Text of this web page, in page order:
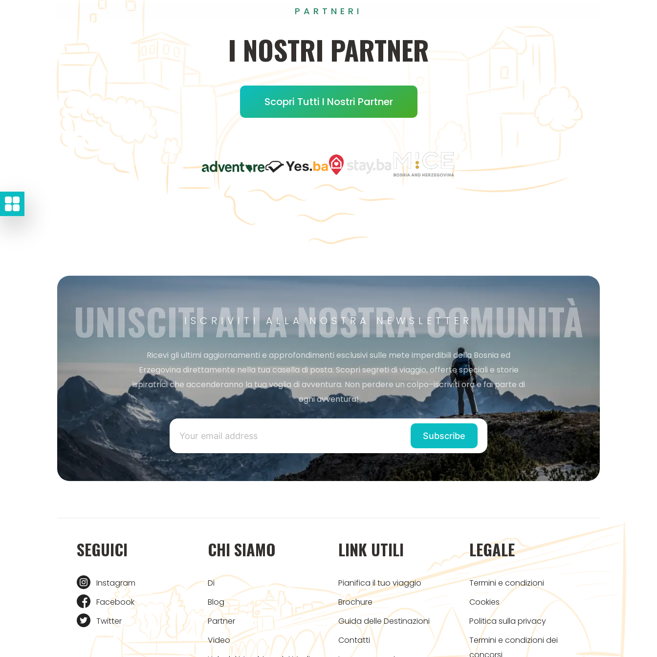
PARTNERI
I NOSTRI PARTNER
Scopri Tutti I Nostri Partner
ISCRIVITI ALLA NOSTRA NEWSLETTER
UNISCITI ALLA NOSTRA COMUNITÀ
Ricevi gli ultimi aggiornamenti e approfondimenti esclusivi sulle mete imperdibili della Bosnia ed
Erzegovina direttamente nella tua casella di posta. Scopri segreti di viaggio, offerte speciali e storie
ispiratrici che accenderanno la tua voglia di avventura. Non perdere un colpo–iscriviti ora e fai parte di
ogni avventura!
SEGUICI
Instagram
Facebook
Twitter
CHI SIAMO
Di
Blog
Partner
Video
LINK UTILI
Pianifica il tuo viaggio
Brochure
Guida delle Destinazioni
Contatti
LEGALE
Termini e condizioni
Cookies
Politica sulla privacy
Termini e condizioni dei
concorsi